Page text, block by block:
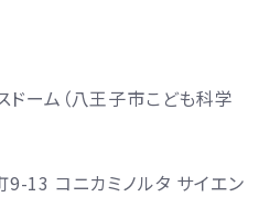
ドーム（八王子市こども科学
13 コニカミノルタ サイエン